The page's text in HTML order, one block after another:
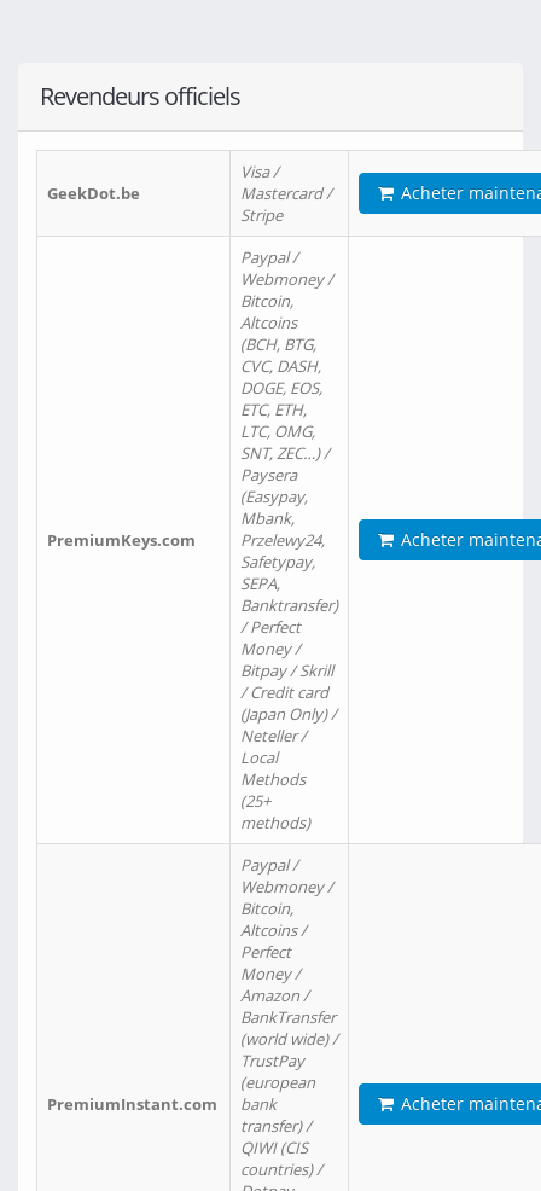
Revendeurs officiels
GeekDot.be
Visa /
Mastercard /
Stripe
Acheter
PremiumKeys.com
Paypal /
Webmoney /
Bitcoin,
Altcoins
(BCH, BTG,
CVC, DASH,
DOGE, EOS,
ETC, ETH,
LTC, OMG,
SNT, ZEC…) /
Paysera
(Easypay,
Mbank,
Przelewy24,
Safetypay,
SEPA,
Banktransfer)
/ Perfect
Money /
Bitpay / Skrill
/ Credit card
(Japan Only) /
Neteller /
Local
Methods
(25+
methods)
Acheter
PremiumInstant.com
Paypal /
Webmoney /
Bitcoin,
Altcoins /
Perfect
Money /
Amazon /
BankTransfer
(world wide) /
TrustPay
(european
bank
transfer) /
QIWI (CIS
countries) /
Acheter